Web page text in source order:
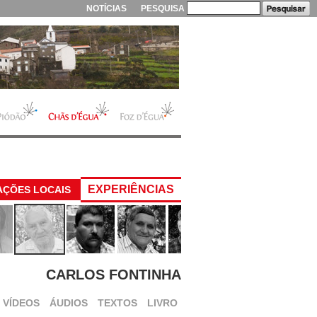
PESQUISA
NOTÍCIAS
EXPERIÊNCIAS
LOCAIS
CARLOS FONTINHA
VÍDEOS ÁUDIOS TEXTOS LIVRO